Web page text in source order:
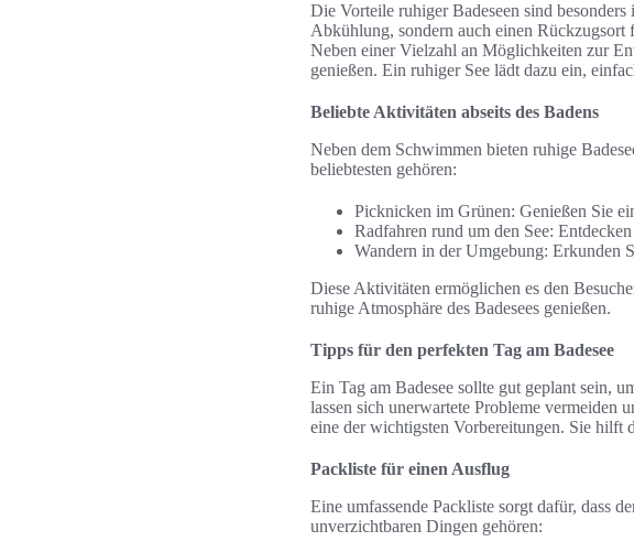
Die Vorteile ruhiger Badeseen sind
Abkühlung, sondern auch einen Rückzugsort
Neben einer Vielzahl an Möglichkeiten zur
genießen. Ein ruhiger See lädt dazu ein,
Beliebte Aktivitäten abseits des Badens
Neben dem Schwimmen bieten ruhige
beliebtesten gehören:
Picknicken im Grünen: Genießen Sie
Radfahren rund um den See:
Wandern in der Umgebung: Erkunden
Diese Aktivitäten ermöglichen es den
ruhige Atmosphäre des Badesees genießen.
Tipps für den perfekten Tag am Badesee
Ein Tag am Badesee sollte gut geplant sein,
lassen sich unerwartete Probleme vermeiden
eine der wichtigsten Vorbereitungen. Sie hilft
Packliste für einen Ausflug
Eine umfassende Packliste sorgt dafür, dass
unverzichtbaren Dingen gehören: